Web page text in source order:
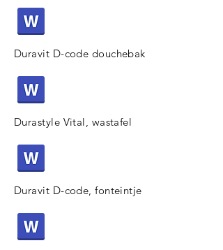
Duravit D-code douchebak
Durastyle Vital, wastafel
Duravit D-code, fonteintje